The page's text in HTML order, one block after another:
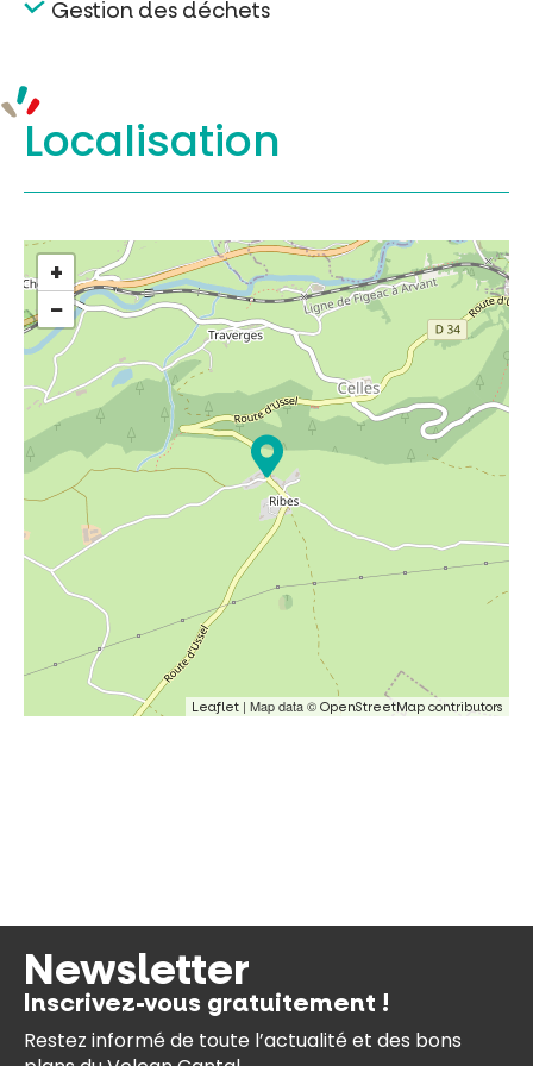
Gestion des déchets
Localisation
+
−
Leaflet | Map data © OpenStreetMap contributors
Newsletter
Inscrivez-vous gratuitement !
Restez informé de toute l’actualité et des bons